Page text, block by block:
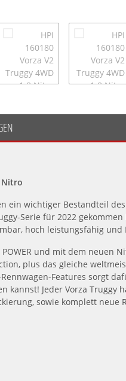
Nitro
ein wichtiger Bestandteil
Serie für 2022
hoch leistungsfähig und
und mit dem neuen
plus das gleiche
Features sorgt
kannst! Jeder Vorza Truggy
sowie komplett neue